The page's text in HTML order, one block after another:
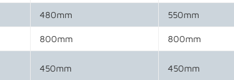
480mm 550mm
800mm 800mm
450mm 450mm